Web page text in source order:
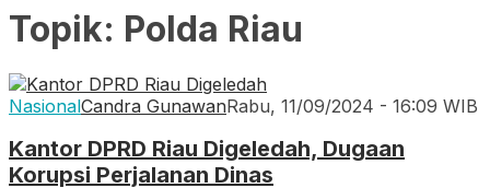
Topik: Polda Riau
NasionalCandra GunawanRabu, 11/09/2024 - 16:09 WIB
Kantor DPRD Riau Digeledah, Dugaan
Korupsi Perjalanan Dinas